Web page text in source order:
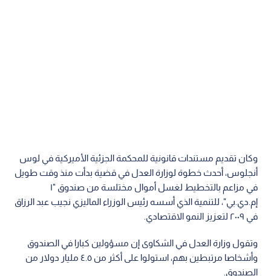
وكان تقديم مستندات قانونية للمحكمة الجزئية الأميركية في لوس
أنجلوس، أحدث خطوة لوزارة العدل في قضية بدأت منذ وقت طويل
في مزاعم بالتخطيط لغسل أموال مختلسة من صندوق "١
إم.دي.بي"، للتنمية الذي أسسه رئيس الوزراء الماليزي نجيب عبد الرزاق
في ٢٠٠٩ لتعزيز النمو الاقتصادي.
وتقول وزارة العدل في الشكاوى إن مسؤولين كبارا في الصندوق
وأشخاصا مرتبطين بهم، استولوا على أكثر من ٤.٥ مليار دولار من
الصندوق.